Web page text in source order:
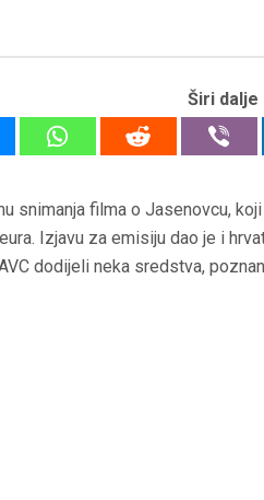
Širi dalje
snimanja filma o Jasenovcu,
Izjavu za emisiju dao je i
dodijeli neka sredstva,